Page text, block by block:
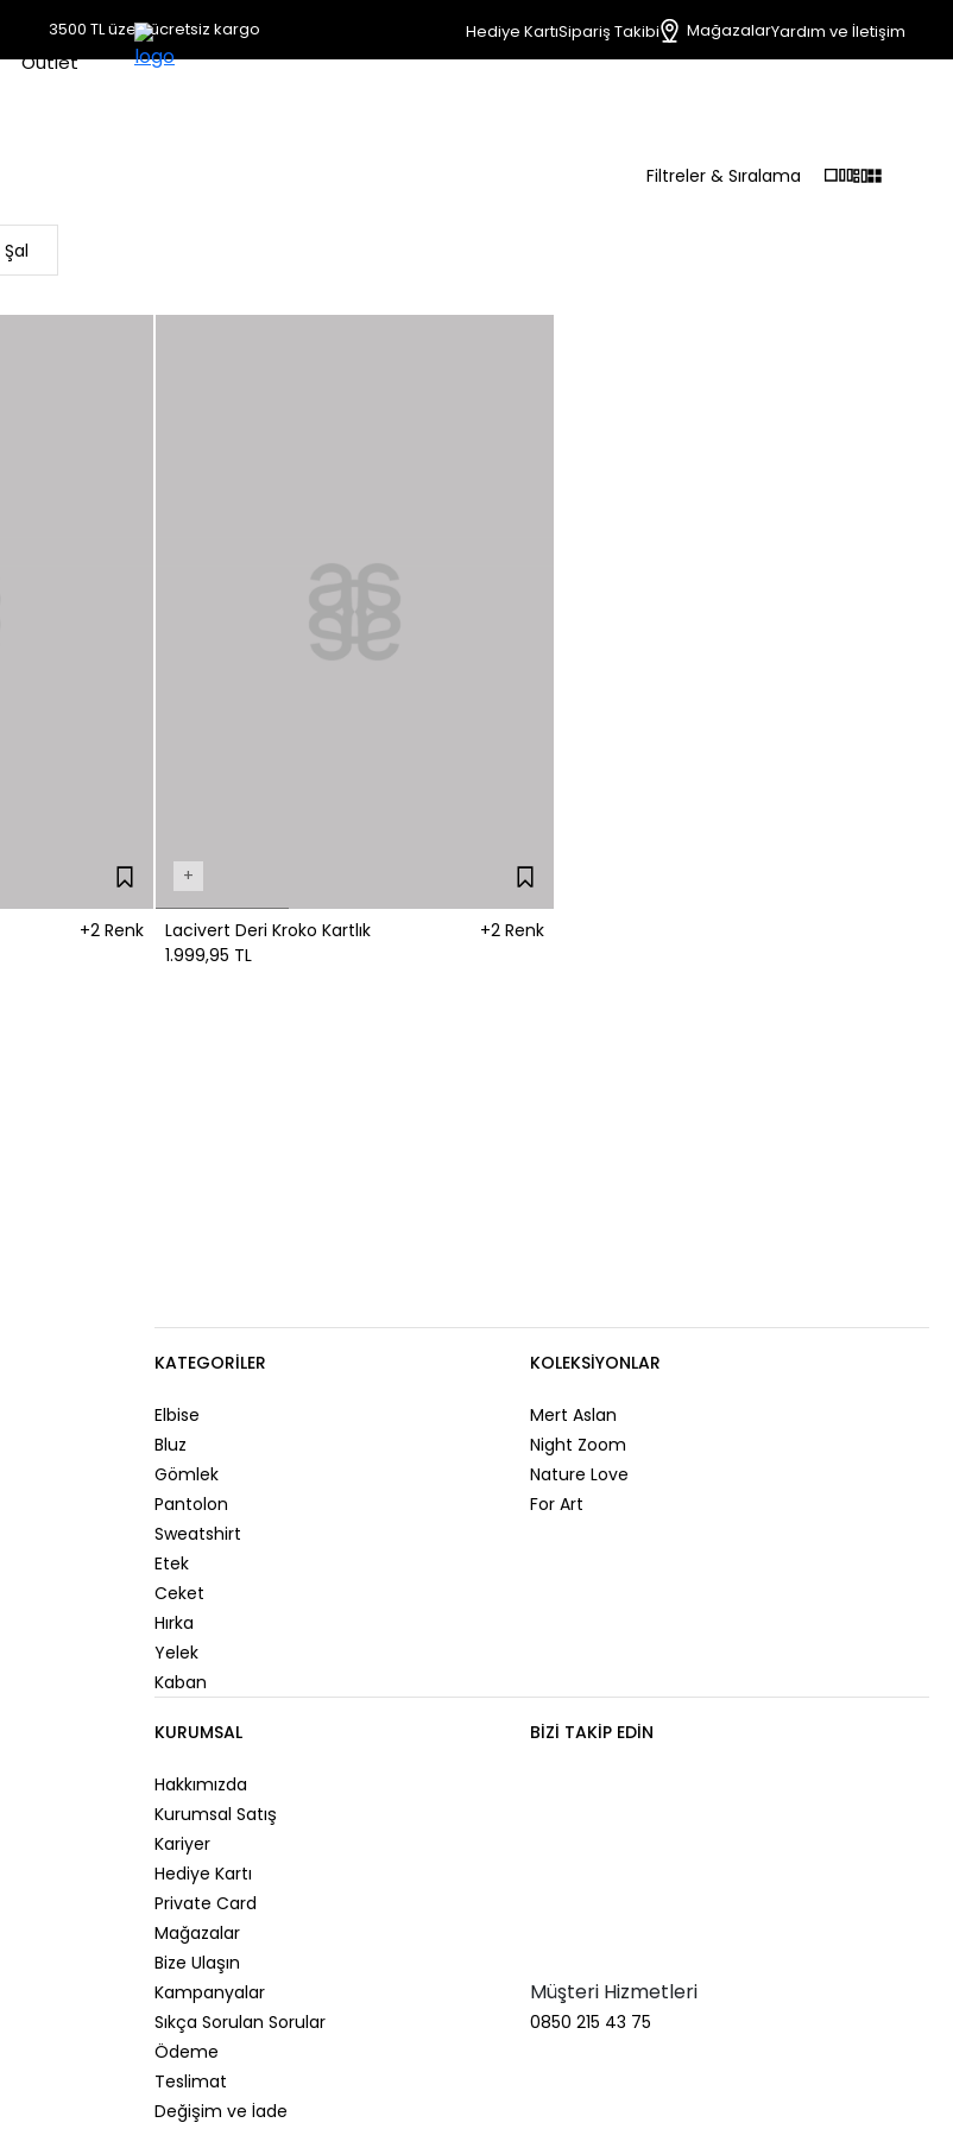
3500 TL üzeri ücretsiz kargo Hediye KartıSipariş Takibi MağazalarYardım ve İletişim
Outlet
Filtreler & Sıralama
Şal
+2 Renk
+
Lacivert Deri Kroko Kartlık
+2 Renk
1.999,95 TL
KATEGORILER
Elbise
Bluz
Gömlek
Pantolon
Sweatshirt
Etek
Ceket
Hırka
Yelek
Kaban
KOLEKSIYONLAR
Mert Aslan
Night Zoom
Nature Love
For Art
KURUMSAL
Hakkımızda
Kurumsal Satış
Kariyer
Hediye Kartı
Private Card
Mağazalar
Bize Ulaşın
Kampanyalar
Sıkça Sorulan Sorular
Ödeme
Teslimat
Değişim ve İade
BIZI TAKIP EDIN
Müşteri Hizmetleri
0850 215 43 75